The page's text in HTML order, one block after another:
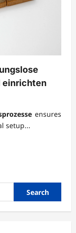
einrichten
ensures
setup...